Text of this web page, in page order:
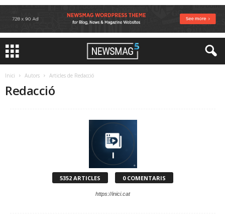
Inici Autors Articles de Redacció
Redacció
5352 ARTICLES 0 COMENTARIS
https://inici.cat